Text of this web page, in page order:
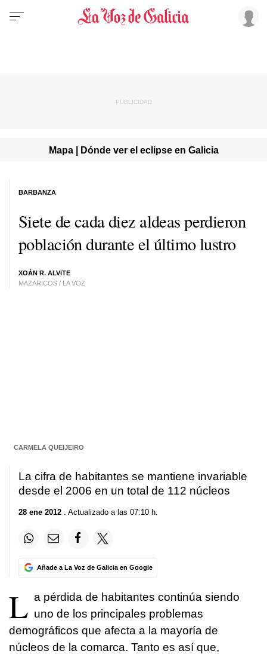
Mapa | Dónde ver el eclipse en Galicia
Siete de cada diez aldeas perdieron
población durante el último lustro
XOÁN R. ALVITE
MAZARICOS / LA VOZ
BARBANZA
CARMELA QUEIJEIRO
La cifra de habitantes se mantiene invariable
desde el 2006 en un total de 112 núcleos
28 ene 2012 . Actualizado a las 07:10 h.
Añade a La Voz de Galicia en Google
L a pérdida de habitantes continúa siendo
uno de los principales problemas
demográficos que afecta a la mayoría de
núcleos de la comarca. Tanto es así que,